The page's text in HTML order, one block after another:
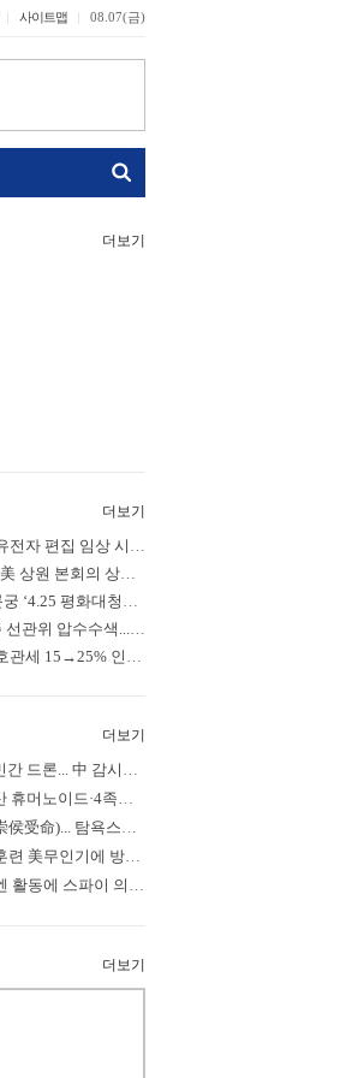
사이트맵 08.07(금)
더보기
더보기
中 6세 아동, 뇌 유전자 편집 임상 시험 중 사망... 의료진 1년간 ....
‘파룬궁 보호법’ 美 상원 본회의 상정... 최종 입법 ‘초읽기’
[기자회견] “파룬궁 ‘4.25 평화대청원’ 기념 & 중공의 션윈 공연 .....
美 FBI, 조지아주 선관위 압수수색... 트럼프 “부정선거 증거 확보....
트럼프, 한국 상호관세 15→25% 인상... “韓 국회 무력합의 미비준”....
더보기
[이슈 TV] 美 민간 드론... 中 감시망 뚫고 군함 근접 촬영
美 FCC, 중국산 휴머노이드·4족보행 로봇·전력 인버터 신규 수입 .....
[5] 숭후수명(崇侯受命)... 탐욕스러운 북백후, 정벌의 기치를 올.....
軍, 한미 연합훈련 美무인기에 방공태세 발령... 왜?
美의회, 中 유엔 활동에 스파이 의혹 제기
더보기